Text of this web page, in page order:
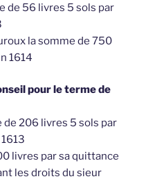
de 56 livres 5 sols par
la somme de 750
1614
pour le terme de
de 206 livres 5 sols par
livres par sa quittance
les droits du sieur